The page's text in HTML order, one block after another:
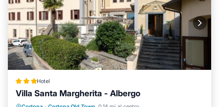
Hotel
Villa Santa Margherita - Albergo